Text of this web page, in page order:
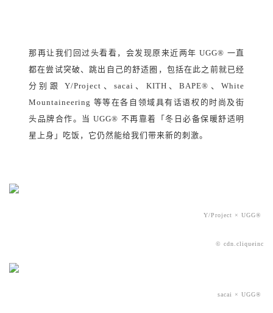
那再让我们回过头看看，会发现原来近两年 UGG® 一直
都在尝试突破、跳出自己的舒适圈，包括在此之前就已经
分别跟 Y/Project、sacai、KITH、BAPE®、White
Mountaineering 等等在各自领域具有话语权的时尚及街
头品牌合作。当 UGG® 不再靠着「冬日必备保暖舒适明
星上身」吃饭，它仍然能给我们带来新的刺激。
Y/Project × UGG®
© cdn.cliqueinc
sacai × UGG®